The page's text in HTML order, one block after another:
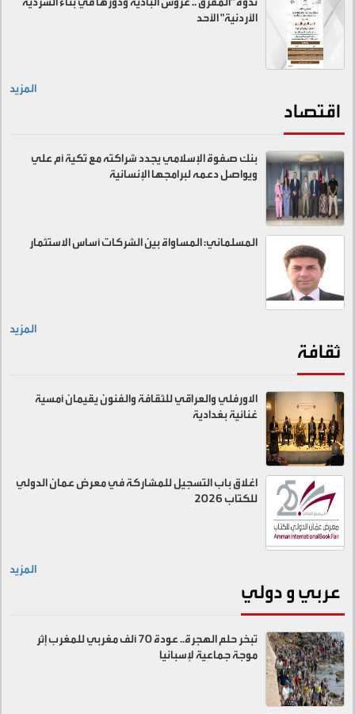
الأردنية" الأحد
المزيد
اقتصاد
بنك صفوة الإسلامي يجدد شراكته مع تكية أم علي
ويواصل دعمه لبرامجها الإنسانية
المسلماني: المساواة بين الشركات أساس الاستثمار
المزيد
ثقافة
الاورفلي والعراقي للثقافة والفنون يقيمان أمسية
غنائية بغدادية
اغلاق باب التسجيل للمشاركة في معرض عمان الدولي
للكتاب 2026
المزيد
عربي و دولي
تبخر حلم الهجرة.. عودة 70 ألف مغربي للمغرب إثر
موجة جماعية لإسبانيا